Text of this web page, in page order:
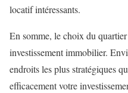
locatif intéressants.
En somme, le choix du
investissement immobilier.
endroits les plus stratégiques
efficacement votre